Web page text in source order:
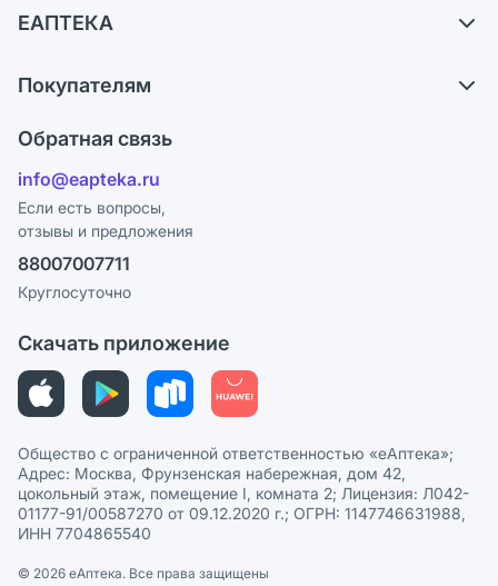
Самовывоз из аптек
Ответы на вопросы
Блог
ЕАПТЕКА
Карьера
Поставщики
Лицензия
Реклама на сайте
Ваши товары на ЕАПТЕКЕ
Покупателям
Программа СберСпасибо
Политика конфиденциальности
Пользовательское соглашение
Политика рекомендаций
Этика и соответствие
Политика в отношении обработки персональных данных
Обратная связь
info@eapteka.ru
Если есть вопросы,
отзывы и предложения
88007007711
Круглосуточно
Скачать приложение
Общество с ограниченной ответственностью «еАптека»;
Адрес: Москва, Фрунзенская набережная, дом 42,
цокольный этаж, помещение I, комната 2; Лицензия: Л042-
01177-91/00587270 от 09.12.2020 г.; ОГРН: 1147746631988,
ИНН 7704865540
© 2026 eАптека. Все права защищены